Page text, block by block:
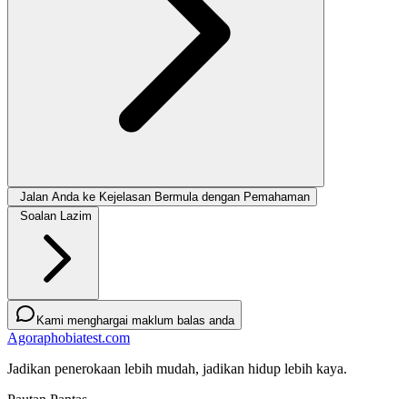
Jalan Anda ke Kejelasan Bermula dengan Pemahaman
Soalan Lazim
Kami menghargai maklum balas anda
Agoraphobiatest.com
Jadikan penerokaan lebih mudah, jadikan hidup lebih kaya.